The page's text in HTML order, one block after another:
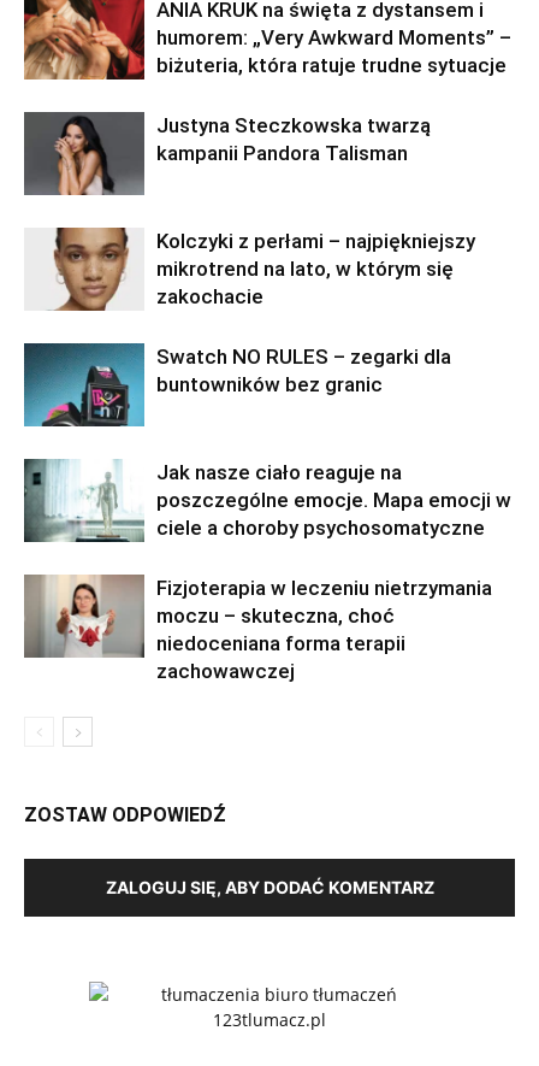
ANIA KRUK na święta z dystansem i
humorem: „Very Awkward Moments” –
biżuteria, która ratuje trudne sytuacje
Justyna Steczkowska twarzą
kampanii Pandora Talisman
Kolczyki z perłami – najpiękniejszy
mikrotrend na lato, w którym się
zakochacie
Swatch NO RULES – zegarki dla
buntowników bez granic
Jak nasze ciało reaguje na
poszczególne emocje. Mapa emocji w
ciele a choroby psychosomatyczne
Fizjoterapia w leczeniu nietrzymania
moczu – skuteczna, choć
niedoceniana forma terapii
zachowawczej
ZOSTAW ODPOWIEDŹ
ZALOGUJ SIĘ, ABY DODAĆ KOMENTARZ